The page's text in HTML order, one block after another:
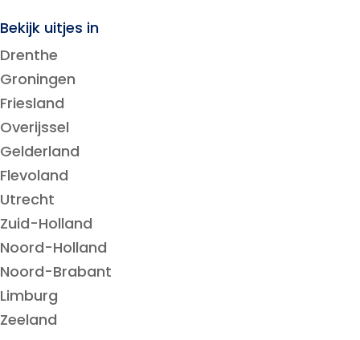
Bekijk uitjes in
Drenthe
Groningen
Friesland
Overijssel
Gelderland
Flevoland
Utrecht
Zuid-Holland
Noord-Holland
Noord-Brabant
Limburg
Zeeland